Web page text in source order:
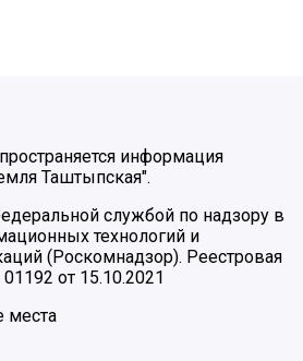
информация
Таштыпская".
службой по надзору в
технологий и
(Роскомнадзор). Реестровая
от 15.10.2021
места